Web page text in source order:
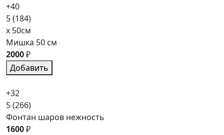
+40
5(184)
x 50см
Мишка 50 см
2000₽
Добавить
+32
5(266)
Фонтан шаров нежность
1600₽